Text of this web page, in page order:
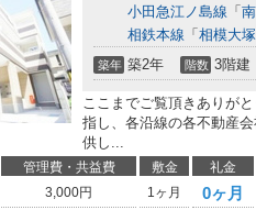
小田急江ノ島線 「
相鉄本線 「 相模大塚
築年 築2年 階数 3階建
ここまでご覧頂きありが
指し、各沿線の各不動産
供し...
管理費・共益費 敷金 礼金
3,000円 1ヶ月 0ヶ月